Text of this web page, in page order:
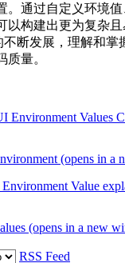
。通过自定义环境
以构建出更为复杂
断发展，理解和掌
质量。
Environment Values
(opens in a
Value
(opens in a new
RSS Feed